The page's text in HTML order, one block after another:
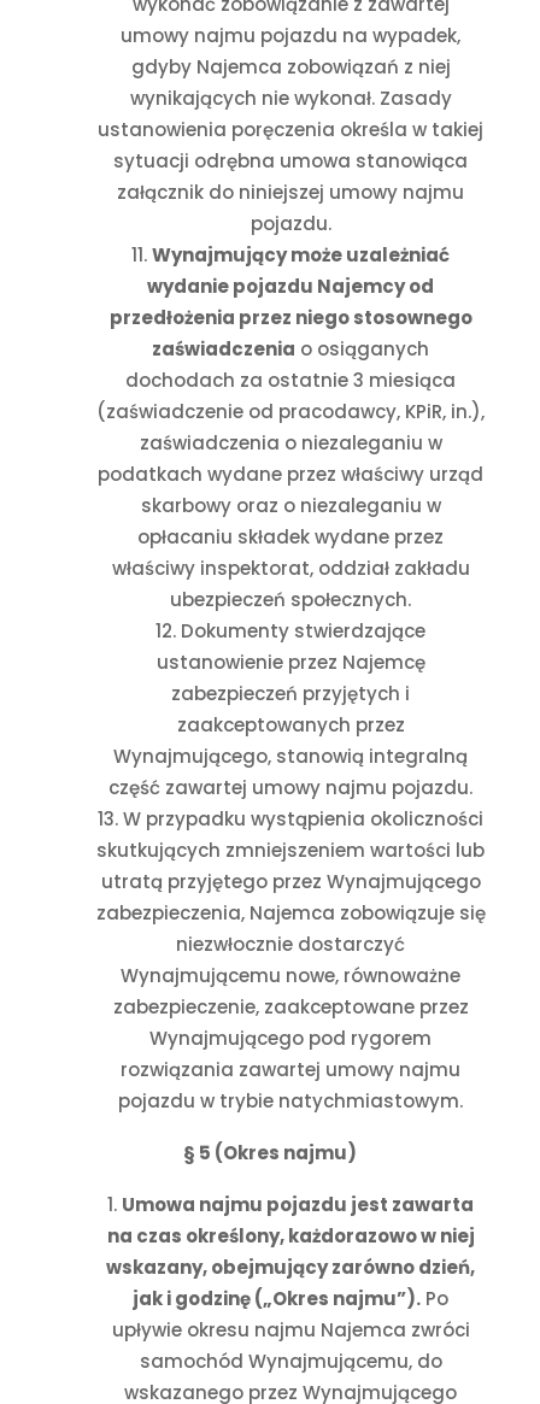
umowy najmu pojazdu na wypadek,
gdyby Najemca zobowiązań z niej
wynikających nie wykonał. Zasady
ustanowienia poręczenia określa w takiej
sytuacji odrębna umowa stanowiąca
załącznik do niniejszej umowy najmu
pojazdu.
Wynajmujący może uzależniać
wydanie pojazdu Najemcy od
przedłożenia przez niego stosownego
zaświadczenia o osiąganych
dochodach za ostatnie 3 miesiąca
(zaświadczenie od pracodawcy, KPiR, in.),
zaświadczenia o niezaleganiu w
podatkach wydane przez właściwy urząd
skarbowy oraz o niezaleganiu w
opłacaniu składek wydane przez
właściwy inspektorat, oddział zakładu
ubezpieczeń społecznych.
Dokumenty stwierdzające
ustanowienie przez Najemcę
zabezpieczeń przyjętych i
zaakceptowanych przez
Wynajmującego, stanowią integralną
część zawartej umowy najmu pojazdu.
W przypadku wystąpienia okoliczności
skutkujących zmniejszeniem wartości lub
utratą przyjętego przez Wynajmującego
zabezpieczenia, Najemca zobowiązuje się
niezwłocznie dostarczyć
Wynajmującemu nowe, równoważne
zabezpieczenie, zaakceptowane przez
Wynajmującego pod rygorem
rozwiązania zawartej umowy najmu
pojazdu w trybie natychmiastowym.
§ 5 (Okres najmu)
Umowa najmu pojazdu jest zawarta
na czas określony, każdorazowo w niej
wskazany, obejmujący zarówno dzień,
jak i godzinę („Okres najmu”). Po
upływie okresu najmu Najemca zwróci
samochód Wynajmującemu, do
wskazanego przez Wynajmującego